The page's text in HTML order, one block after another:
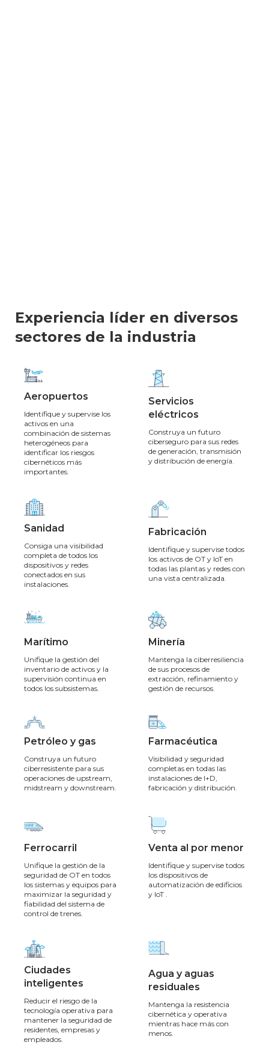
Experiencia líder en diversos
sectores de la industria
Aeropuertos
Identifique y supervise los
activos en una
combinación de sistemas
heterogéneos para
identificar los riesgos
cibernéticos más
importantes.
Servicios
eléctricos
Construya un futuro
ciberseguro para sus redes
de generación, transmisión
y distribución de energía.
Sanidad
Consiga una visibilidad
completa de todos los
dispositivos y redes
conectados en sus
instalaciones.
Fabricación
Identifique y supervise todos
los activos de OT y IoT en
todas las plantas y redes con
una vista centralizada.
Marítimo
Unifique la gestión del
inventario de activos y la
supervisión continua en
todos los subsistemas.
Minería
Mantenga la ciberresiliencia
de sus procesos de
extracción, refinamiento y
gestión de recursos.
Petróleo y gas
Construya un futuro
ciberresistente para sus
operaciones de upstream,
midstream y downstream.
Farmacéutica
Visibilidad y seguridad
completas en todas las
instalaciones de I+D,
fabricación y distribución.
Ferrocarril
Unifique la gestión de la
seguridad de OT en todos
los sistemas y equipos para
maximizar la seguridad y
fiabilidad del sistema de
control de trenes.
Venta al por menor
Identifique y supervise todos
los dispositivos de
automatización de edificios
y IoT .
Ciudades
inteligentes
Reducir el riesgo de la
tecnología operativa para
mantener la seguridad de
residentes, empresas y
empleados.
Agua y aguas
residuales
Mantenga la resistencia
cibernética y operativa
mientras hace más con
menos.